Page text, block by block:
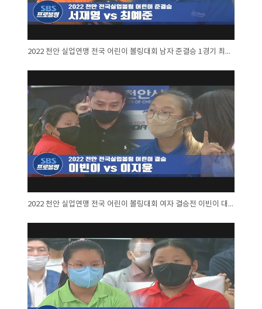
2022 천안 실업연맹 전국 어린이 볼링대회 남자 준결승 1경기 최예준 대 서재영
2022 천안 실업연맹 전국 어린이 볼링대회 여자 결승전 이빈이 대 이지윤